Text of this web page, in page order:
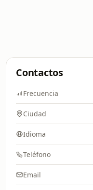
Contactos
Frecuencia
Ciudad
Idioma
Teléfono
Email